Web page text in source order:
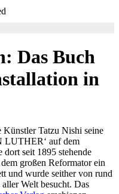
Das Buch
in
Künstler Tatzu Nishi seine
auf dem
seit 1895 stehende
großen Reformator ein
und wurde seither von rund
Welt besucht. Das